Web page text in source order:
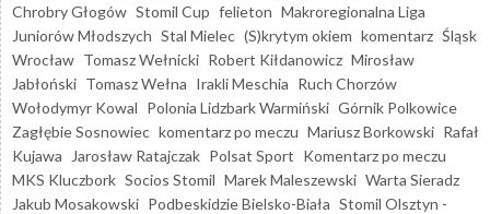
Chrobry Głogów Stomil Cup felieton Makroregionalna Liga
Juniorów Młodszych Stal Mielec (S)krytym okiem komentarz Śląsk
Wrocław Tomasz Wełnicki Robert Kiłdanowicz Mirosław
Jabłoński Tomasz Wełna Irakli Meschia Ruch Chorzów
Wołodymyr Kowal Polonia Lidzbark Warmiński Górnik Polkowice
Zagłębie Sosnowiec komentarz po meczu Mariusz Borkowski Rafał
Kujawa
Jarosław Ratajczak Polsat Sport Komentarz po meczu
MKS Kluczbork Socios Stomil Marek Maleszewski Warta Sieradz
Jakub Mosakowski Podbeskidzie Bielsko-Biała Stomil Olsztyn -